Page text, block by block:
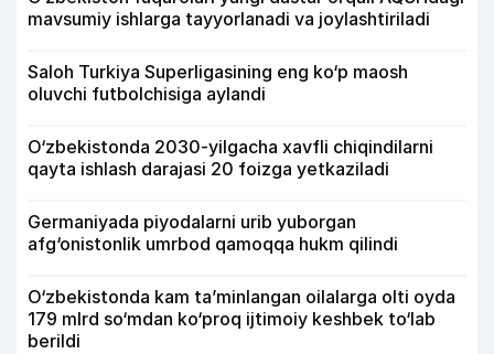
mavsumiy ishlarga tayyorlanadi va joylashtiriladi
Saloh Turkiya Superligasining eng ko‘p maosh
oluvchi futbolchisiga aylandi
O‘zbekistonda 2030-yilgacha xavfli chiqindilarni
qayta ishlash darajasi 20 foizga yetkaziladi
Germaniyada piyodalarni urib yuborgan
afg‘onistonlik umrbod qamoqqa hukm qilindi
O‘zbekistonda kam ta’minlangan oilalarga olti oyda
179 mlrd so‘mdan ko‘proq ijtimoiy keshbek to‘lab
berildi